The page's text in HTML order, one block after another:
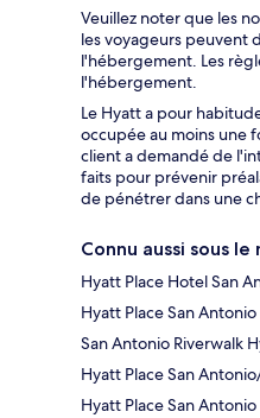
Veuillez noter que les
les voyageurs peuvent
l'hébergement. Les
l'hébergement.
Le Hyatt a pour
occupée au moins une
client a demandé de
faits pour prévenir
de pénétrer dans une
Connu aussi sous le
Hyatt Place Hotel San
Hyatt Place San
San Antonio Riverwalk
Hyatt Place San
Hyatt Place San